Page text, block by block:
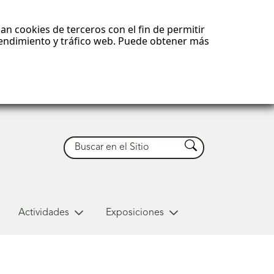
cookies de terceros con el fin de permitir
y tráfico web. Puede obtener más
Buscar Buscar
Actividades Exposiciones